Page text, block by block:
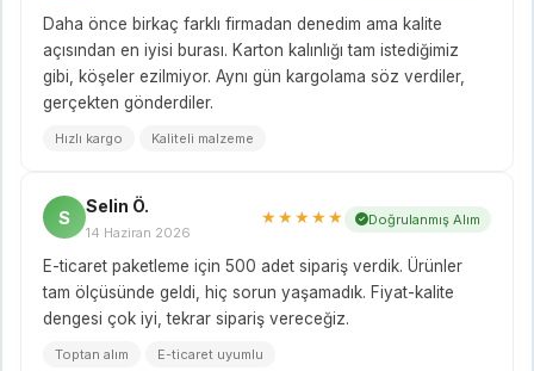
Daha önce birkaç farklı firmadan denedim ama kalite
açısından en iyisi burası. Karton kalınlığı tam istediğimiz
gibi, köşeler ezilmiyor. Aynı gün kargolama söz verdiler,
gerçekten gönderdiler.
Hızlı kargo Kaliteli malzeme
S
Selin Ö.
14 Haziran 2026
★★★★★ Doğrulanmış Alım
E-ticaret paketleme için 500 adet sipariş verdik. Ürünler
tam ölçüsünde geldi, hiç sorun yaşamadık. Fiyat-kalite
dengesi çok iyi, tekrar sipariş vereceğiz.
Toptan alım E-ticaret uyumlu